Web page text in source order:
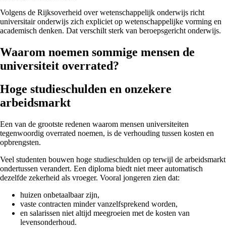
Volgens de Rijksoverheid over wetenschappelijk onderwijs richt
universitair onderwijs zich expliciet op wetenschappelijke vorming en
academisch denken. Dat verschilt sterk van beroepsgericht onderwijs.
Waarom noemen sommige mensen de
universiteit overrated?
Hoge studieschulden en onzekere
arbeidsmarkt
Een van de grootste redenen waarom mensen universiteiten
tegenwoordig overrated noemen, is de verhouding tussen kosten en
opbrengsten.
Veel studenten bouwen hoge studieschulden op terwijl de arbeidsmarkt
ondertussen verandert. Een diploma biedt niet meer automatisch
dezelfde zekerheid als vroeger. Vooral jongeren zien dat:
huizen onbetaalbaar zijn,
vaste contracten minder vanzelfsprekend worden,
en salarissen niet altijd meegroeien met de kosten van
levensonderhoud.